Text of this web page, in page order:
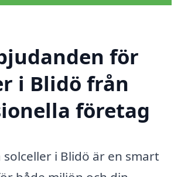
för
i Blidö från
företag
i Blidö är en smart